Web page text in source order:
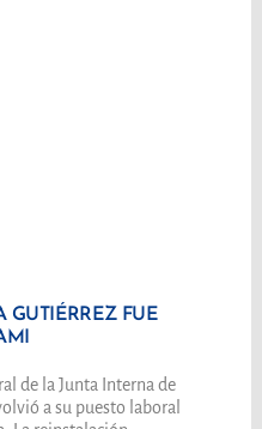
GUTIÉRREZ FUE
de la Junta Interna de
a su puesto laboral